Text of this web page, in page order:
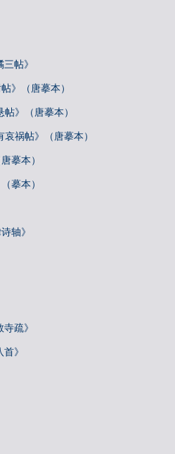
帖》
》（唐摹本）
》（唐摹本）
祸帖》（唐摹本）
摹本）
摹本）
轴》
疏》
》